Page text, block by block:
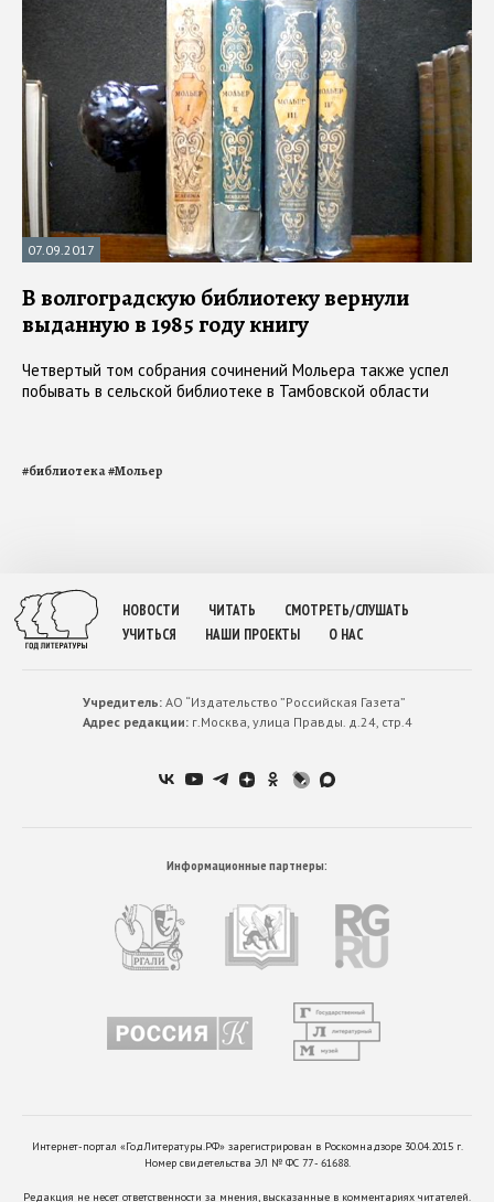
07.09.2017
В волгоградскую библиотеку вернули
выданную в 1985 году книгу
Четвертый том собрания сочинений Мольера также успел
побывать в сельской библиотеке в Тамбовской области
#библиотека#Мольер
НОВОСТИ ЧИТАТЬ
СМОТРЕТЬ/СЛУШАТЬ
УЧИТЬСЯ
НАШИ ПРОЕКТЫ О НАС
Учредитель:АО “Издательство ”Российская Газета”
Адрес редакции:г.Москва, улица Правды. д.24, стр.4
Информационные партнеры:
Интернет-портал «ГодЛитературы.РФ» зарегистрирован в Роскомнадзоре 30.04.2015 г.
Номер свидетельства ЭЛ № ФС 77 - 61688.
Редакция не несет ответственности за мнения, высказанные в комментариях читателей.